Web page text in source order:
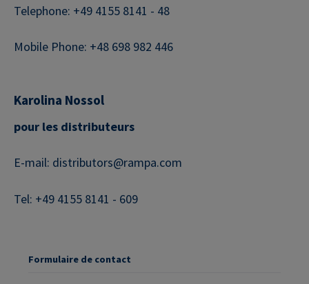
Telephone: +49 4155 8141 - 48
Mobile Phone: +48 698 982 446
Karolina Nossol
pour les distributeurs
E-mail: distributors@rampa.com
Tel: +49 4155 8141 - 609
Formulaire de contact